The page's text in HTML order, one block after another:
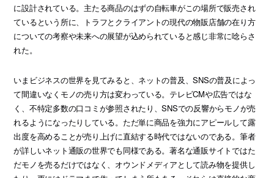
に設計されている。主たる商品のはずの自転車がこの場所で販売され
ているという所に、トラフとクライアントの現代の物販店舗の在り方
についての考察や未来への展望が込められていると感じ非常に唸らさ
れた。
いまビジネスの世界を見てみると、ネットの普及、SNSの普及によっ
て間違いなくモノの売り方は変わっている。テレビCMや広告ではな
く、不特定多数の口コミが参照されたり、SNSでの反響からモノが売
れるようになったりしている。ただ単に商品を強力にアピールして露
出度を高めることが売り上げに直結する時代ではないのである。筆者
が詳しいネット通販の世界でも同様である。著名な通販サイトではた
だモノを売るだけではなく、オウンドメディアとして読み物を提供し